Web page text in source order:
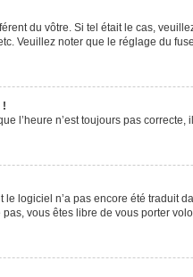
du vôtre. Si tel était le cas,
Veuillez noter que le réglage du
!
l’heure n’est toujours pas
logiciel n’a pas encore été traduit
vous êtes libre de vous porter